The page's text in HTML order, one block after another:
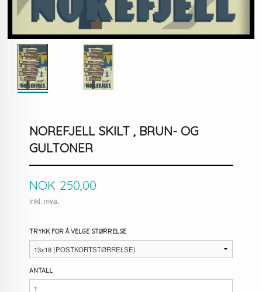
NOREFJELL SKILT , BRUN- OG
GULTONER
Pris
NOK 250,00
inkl. mva.
TRYKK FOR Å VELGE STØRRELSE
ANTALL